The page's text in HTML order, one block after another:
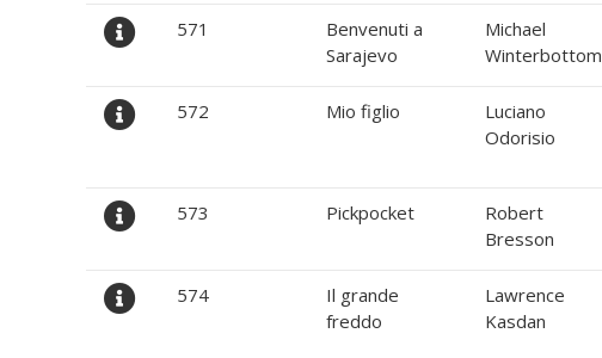
571
Benvenuti a
Sarajevo
Michael
Winterbottom
572 Mio figlio
Luciano
Odorisio
573 Pickpocket
Robert
Bresson
574
Il grande
freddo
Lawrence
Kasdan